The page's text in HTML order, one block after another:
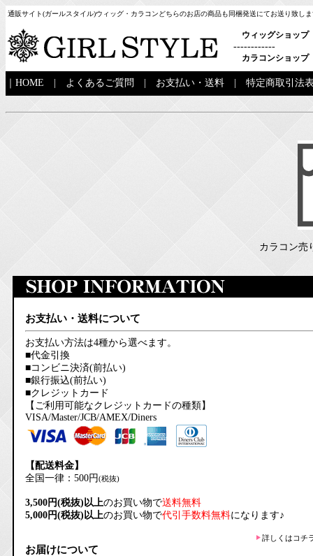
通販サイト(ガールスタイル)ウィッグ・カラコンどちらのお店の商品も同梱発送にてお送り致し
ウィッグショップ
------------
カラコンショップ
HOME よくあるご質問 お支払い・送料 特定商取引法
カラコン売
お支払い・送料について
お支払い方法は4種から選べます。
■代金引換
■コンビニ決済(前払い)
■銀行振込(前払い)
■クレジットカード
【ご利用可能なクレジットカードの種類】
VISA/Master/JCB/AMEX/Diners
【配送料金】
全国一律：500円(税抜)
3,500円(税抜)以上のお買い物で送料無料
5,000円(税抜)以上のお買い物で代引手数料無料になります♪
詳しくはコチ
お届けについて